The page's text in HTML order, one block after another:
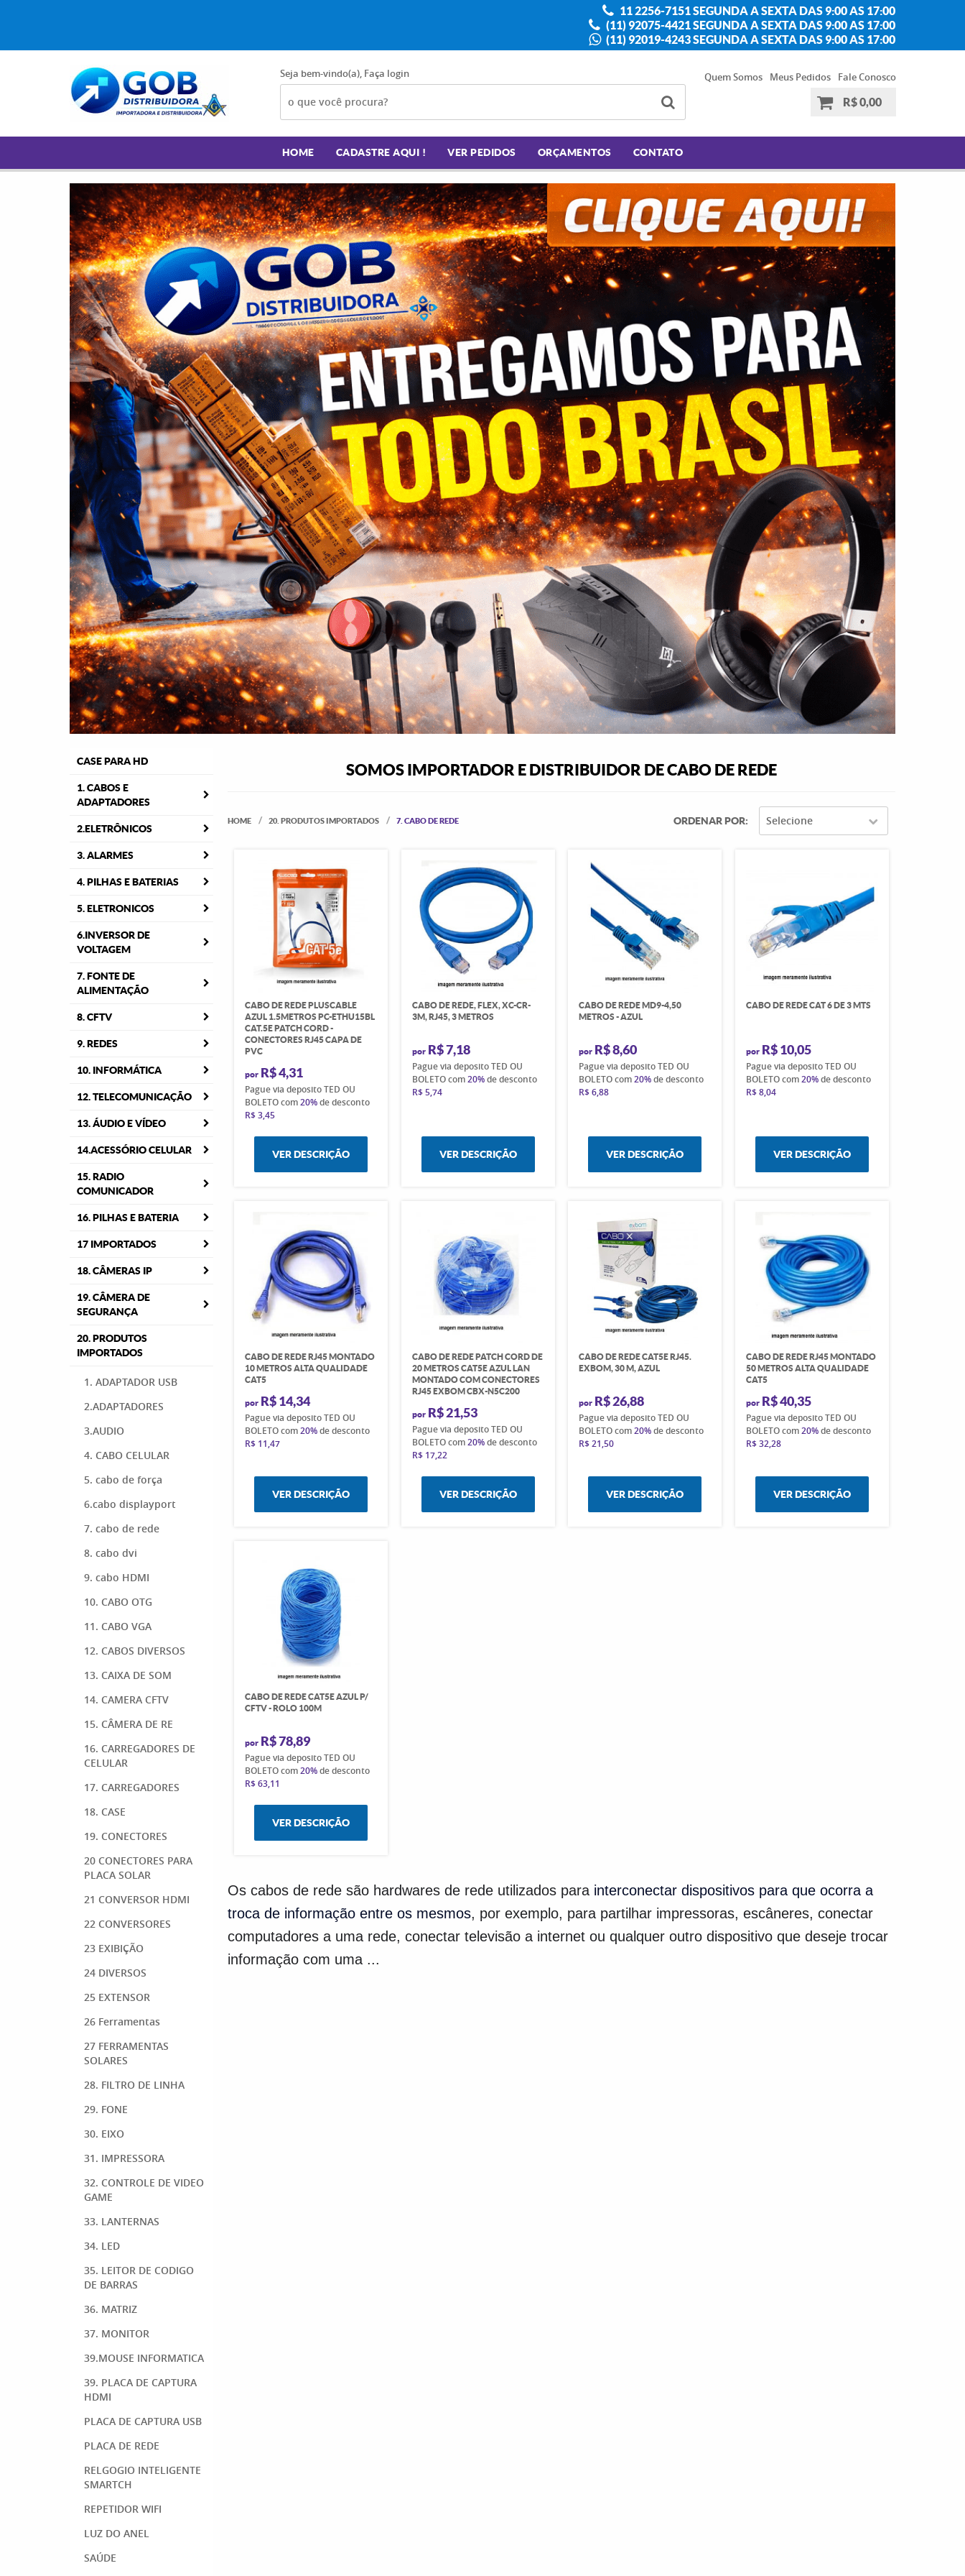
11 2256-7151 SEGUNDA A SEXTA DAS 9:00 AS 17:00
(11) 92075-4421 SEGUNDA A SEXTA DAS 9:00 AS 17:00
(11) 92019-4243 SEGUNDA A SEXTA DAS 9:00 AS 17:00
Seja bem-vindo(a), Faça login Quem Somos Meus Pedidos
Fale Conosco
R$ 0,00
HOME CADASTRE AQUI ! VER PEDIDOS ORÇAMENTOS CONTATO
CASE PARA HD
1. CABOS E
ADAPTADORES
2.ELETRÔNICOS
3. ALARMES
4. PILHAS E BATERIAS
5. ELETRONICOS
6.INVERSOR DE
VOLTAGEM
7. FONTE DE
ALIMENTAÇÃO
8. CFTV
9. REDES
10. INFORMÁTICA
12. TELECOMUNICAÇÃO
13. ÁUDIO E VÍDEO
14.ACESSÓRIO CELULAR
15. RADIO
COMUNICADOR
16. PILHAS E BATERIA
17 IMPORTADOS
18. CÂMERAS IP
19. CÂMERA DE
SEGURANÇA
20. PRODUTOS
IMPORTADOS
1. ADAPTADOR USB
2.ADAPTADORES
3.AUDIO
4. CABO CELULAR
5. cabo de força
6.cabo displayport
7. cabo de rede
8. cabo dvi
9. cabo HDMI
10. CABO OTG
11. CABO VGA
12. CABOS DIVERSOS
13. CAIXA DE SOM
14. CAMERA CFTV
15. CÂMERA DE RE
16. CARREGADORES DE
CELULAR
17. CARREGADORES
18. CASE
19. CONECTORES
20 CONECTORES PARA
PLACA SOLAR
21 CONVERSOR HDMI
22 CONVERSORES
23 EXIBIÇÃO
24 DIVERSOS
25 EXTENSOR
26 Ferramentas
27 FERRAMENTAS
SOLARES
28. FILTRO DE LINHA
29. FONE
30. EIXO
31. IMPRESSORA
32. CONTROLE DE VIDEO
GAME
33. LANTERNAS
34. LED
35. LEITOR DE CODIGO
DE BARRAS
36. MATRIZ
37. MONITOR
39.MOUSE INFORMATICA
39. PLACA DE CAPTURA
HDMI
PLACA DE CAPTURA USB
PLACA DE REDE
RELGOGIO INTELIGENTE
SMARTCH
REPETIDOR WIFI
LUZ DO ANEL
SAÚDE
SOMOS IMPORTADOR E DISTRIBUIDOR DE CABO DE REDE
HOME 20. PRODUTOS IMPORTADOS 7. CABO DE REDE ORDENAR POR Selecione
CABO DE REDE PLUSCABLE
AZUL 1.5METROS PC-ETHU15BL
CAT.5E PATCH CORD -
CONECTORES RJ45 CAPA DE
PVC
por R$ 4,31
Pague via deposito TED OU
BOLETO com20%de desconto
R$ 3,45
VER DESCRIÇÃO
CABO DE REDE, FLEX, XC-CR-
3M, RJ45, 3 METROS
por R$ 7,18
Pague via deposito TED OU
BOLETO com20%de desconto
R$ 5,74
VER DESCRIÇÃO
CABO DE REDE MD9-4,50
METROS - AZUL
por R$ 8,60
Pague via deposito TED OU
BOLETO com20%de desconto
R$ 6,88
VER DESCRIÇÃO
CABO DE REDE CAT 6 DE 3 MTS
por R$ 10,05
Pague via deposito TED OU
BOLETO com20%de desconto
R$ 8,04
VER DESCRIÇÃO
CABO DE REDE RJ45 MONTADO
10 METROS ALTA QUALIDADE
CAT5
por R$ 14,34
Pague via deposito TED OU
BOLETO com20%de desconto
R$ 11,47
VER DESCRIÇÃO
CABO DE REDE PATCH CORD DE
20 METROS CAT5E AZUL LAN
MONTADO COM CONECTORES
RJ45 EXBOM CBX-N5C200
por R$ 21,53
Pague via deposito TED OU
BOLETO com20%de desconto
R$ 17,22
VER DESCRIÇÃO
CABO DE REDE CAT5E RJ45.
EXBOM, 30 M, AZUL
por R$ 26,88
Pague via deposito TED OU
BOLETO com20%de desconto
R$ 21,50
VER DESCRIÇÃO
CABO DE REDE RJ45 MONTADO
50 METROS ALTA QUALIDADE
CAT5
por R$ 40,35
Pague via deposito TED OU
BOLETO com20%de desconto
R$ 32,28
VER DESCRIÇÃO
CABO DE REDE CAT5E AZUL P/
CFTV - ROLO 100M
por R$ 78,89
Pague via deposito TED OU
BOLETO com20%de desconto
R$ 63,11
VER DESCRIÇÃO
Os cabos de rede são hardwares de rede utilizados para interconectar dispositivos para que ocorra a
troca de informação entre os mesmos, por exemplo, para partilhar impressoras, escâneres, conectar
computadores a uma rede, conectar televisão a internet ou qualquer outro dispositivo que deseje trocar
informação com uma ...